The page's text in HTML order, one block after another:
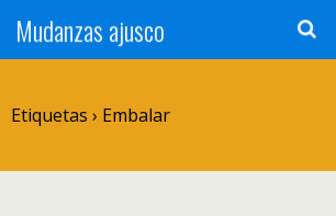
Mudanzas ajusco
Etiquetas › Embalar